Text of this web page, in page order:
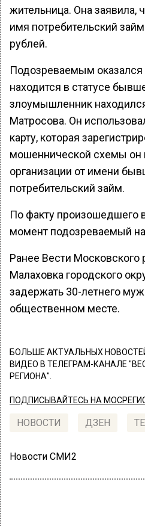
жительница. Она заявила,
имя потребительский
рублей.
Подозреваемым
находится в статусе
злоумышленник
Матросова. Он
карту, которая
мошеннической схемы он
организации от имени
потребительский займ.
По факту произошедшего
момент подозреваемый
Ранее Вести Московского
Малаховка городского
задержать 30-летнего
общественном месте.
БОЛЬШЕ АКТУАЛЬНЫХ
ВИДЕО В ТЕЛЕГРАМ-КАНАЛЕ
РЕГИОНА".
ПОДПИСЫВАЙТЕСЬ НА
НОВОСТИ ДЗЕН
Новости СМИ2